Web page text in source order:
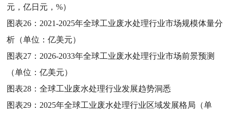
元，亿日元，%）
图表26： 2021-2025年全球工业废水处理行业市场规模体量分
析（单位：亿美元）
图表27： 2026-2033年全球工业废水处理行业市场前景预测
（单位：亿美元）
图表28：全球工业废水处理行业发展趋势洞悉
图表29： 2025年全球工业废水处理行业区域发展格局（单